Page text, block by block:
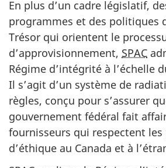
é
p
e
r
m
a
n
e
n
En plus d’un cadre législatif,
programmes et des politiques
Trésor qui orientent le
d’approvisionnement, SPAC
Régime d’intégrité à l’échelle
Il s’agit d’un système de
règles, conçu pour s’assurer
gouvernement fédéral fait
fournisseurs qui respectent les
d’éthique au Canada et à